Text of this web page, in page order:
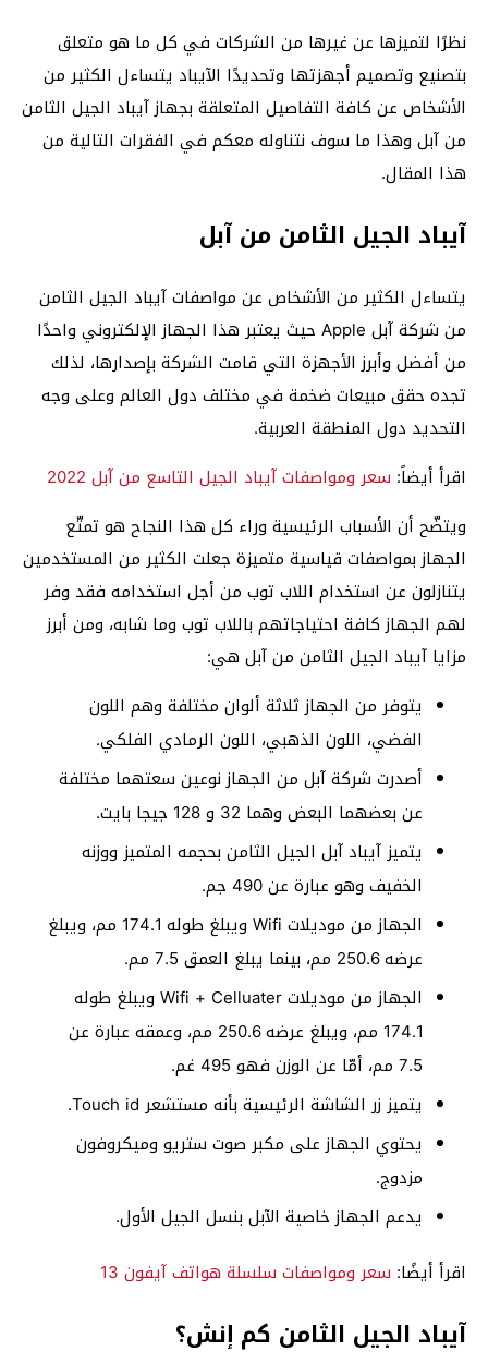
نظرًا لتميزها عن غيرها من الشركات في كل ما هو متعلق
بتصنيع وتصميم أجهزتها وتحديدًا الآيباد يتساءل الكثير من
الأشخاص عن كافة التفاصيل المتعلقة بجهاز آيباد الجيل الثامن
من آبل وهذا ما سوف نتناوله معكم في الفقرات التالية من
هذا المقال.
آيباد الجيل الثامن من آبل
يتساءل الكثير من الأشخاص عن مواصفات آيباد الجيل الثامن
من شركة آبل Apple حيث يعتبر هذا الجهاز الإلكتروني واحدًا
من أفضل وأبرز الأجهزة التي قامت الشركة بإصدارها، لذلك
تجده حقق مبيعات ضخمة في مختلف دول العالم وعلى وجه
التحديد دول المنطقة العربية.
اقرأ أيضاً: سعر ومواصفات آيباد الجيل التاسع من آبل 2022
ويتضّح أن الأسباب الرئيسية وراء كل هذا النجاح هو تمتّع
الجهاز بمواصفات قياسية متميزة جعلت الكثير من المستخدمين
يتنازلون عن استخدام اللاب توب من أجل استخدامه فقد وفر
لهم الجهاز كافة احتياجاتهم باللاب توب وما شابه، ومن أبرز
مزايا آيباد الجيل الثامن من آبل هي:
يتوفر من الجهاز ثلاثة ألوان مختلفة وهم اللون
الفضي، اللون الذهبي، اللون الرمادي الفلكي.
أصدرت شركة آبل من الجهاز نوعين سعتهما مختلفة
عن بعضهما البعض وهما 32 و 128 جيجا بايت.
يتميز آيباد آبل الجيل الثامن بحجمه المتميز ووزنه
الخفيف وهو عبارة عن 490 جم.
الجهاز من موديلات Wifi ويبلغ طوله 174.1 مم، ويبلغ
عرضه 250.6 مم، بينما يبلغ العمق 7.5 مم.
الجهاز من موديلات Wifi + Celluater ويبلغ طوله
174.1 مم، ويبلغ عرضه 250.6 مم، وعمقه عبارة عن
7.5 مم، أمّا عن الوزن فهو 495 غم.
يتميز زر الشاشة الرئيسية بأنه مستشعر Touch id.
يحتوي الجهاز على مكبر صوت ستريو وميكروفون
مزدوج.
يدعم الجهاز خاصية الآبل بنسل الجيل الأول.
اقرأ أيضًا: سعر ومواصفات سلسلة هواتف آيفون 13
آيباد الجيل الثامن كم إنش؟